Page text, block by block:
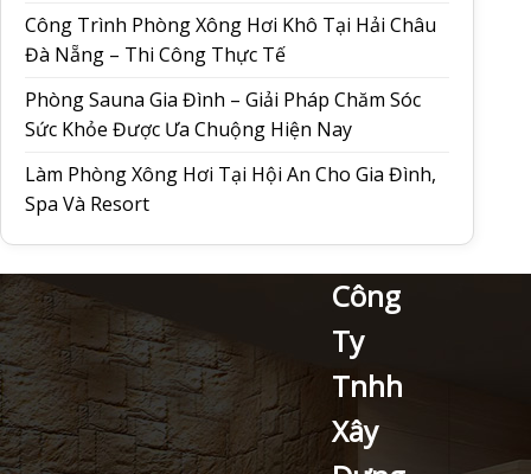
Công Trình Phòng Xông Hơi Khô Tại Hải Châu
Đà Nẵng – Thi Công Thực Tế
Phòng Sauna Gia Đình – Giải Pháp Chăm Sóc
Sức Khỏe Được Ưa Chuộng Hiện Nay
Làm Phòng Xông Hơi Tại Hội An Cho Gia Đình,
Spa Và Resort
Công
Ty
Tnhh
Xây